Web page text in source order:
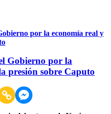
Gobierno por la
presión sobre Caputo